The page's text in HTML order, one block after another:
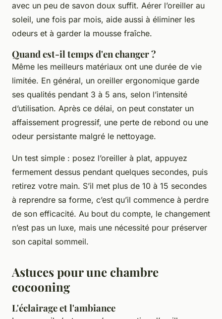
avec un peu de savon doux suffit. Aérer l’oreiller au
soleil, une fois par mois, aide aussi à éliminer les
odeurs et à garder la mousse fraîche.
Quand est-il temps d'en changer ?
Même les meilleurs matériaux ont une durée de vie
limitée. En général, un oreiller ergonomique garde
ses qualités pendant 3 à 5 ans, selon l’intensité
d’utilisation. Après ce délai, on peut constater un
affaissement progressif, une perte de rebond ou une
odeur persistante malgré le nettoyage.
Un test simple : posez l’oreiller à plat, appuyez
fermement dessus pendant quelques secondes, puis
retirez votre main. S’il met plus de 10 à 15 secondes
à reprendre sa forme, c’est qu’il commence à perdre
de son efficacité. Au bout du compte, le changement
n’est pas un luxe, mais une nécessité pour préserver
son capital sommeil.
Astuces pour une chambre
cocooning
L'éclairage et l'ambiance